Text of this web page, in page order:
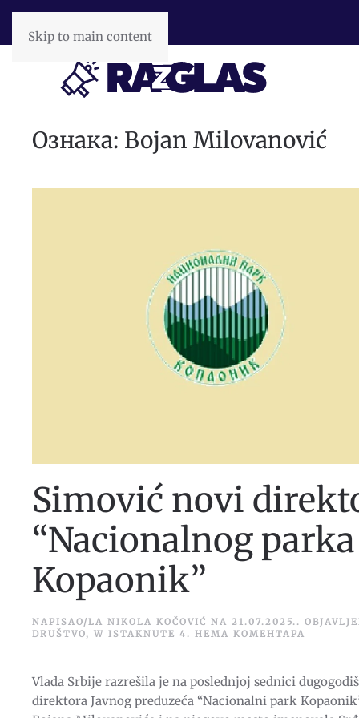
Skip to main content
Ознака: Bojan Milovanović
Simović novi
“Nacionalnog parka
Kopaonik”
NAPISAO/LA NIKOLA KOČOVIĆ NA 21.07.2025. .
DRUŠTVO, W ISTAKNUTE 4 . НЕМА КОМЕНТАРА
Vlada Srbije razrešila je na poslednjoj sednici
direktora Javnog preduzeća “Nacionalni park